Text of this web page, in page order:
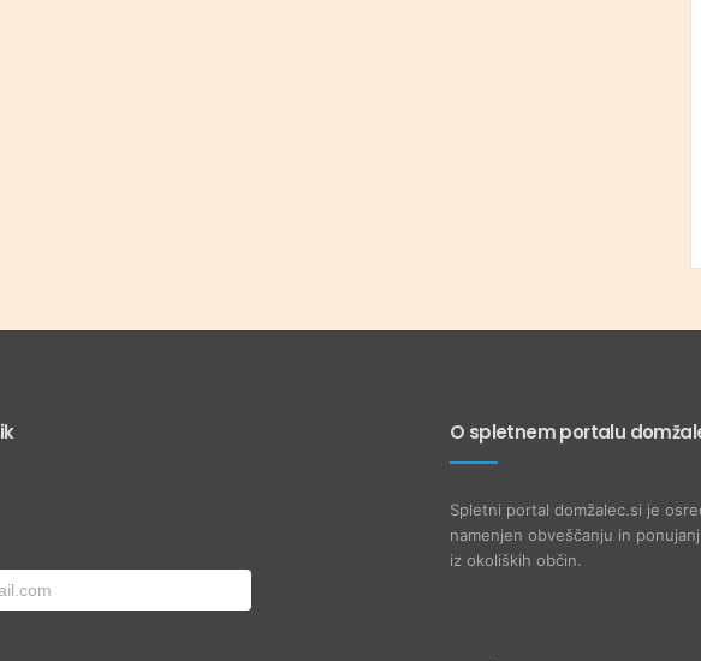
O spletnem portalu
Spletni portal domžalec.si je
namenjen obveščanju in
iz okoliških občin.